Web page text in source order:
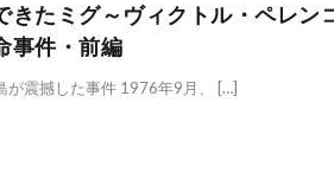
きたミグ～ヴィクトル・ペレン
事件・前編
が震撼した事件 1976年9月、 […]